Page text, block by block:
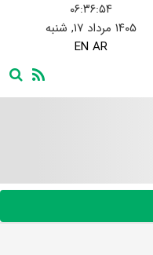
۰۶:۳۶:۵۵
۱۴۰۵ مرداد ۱۷, شنبه
EN AR